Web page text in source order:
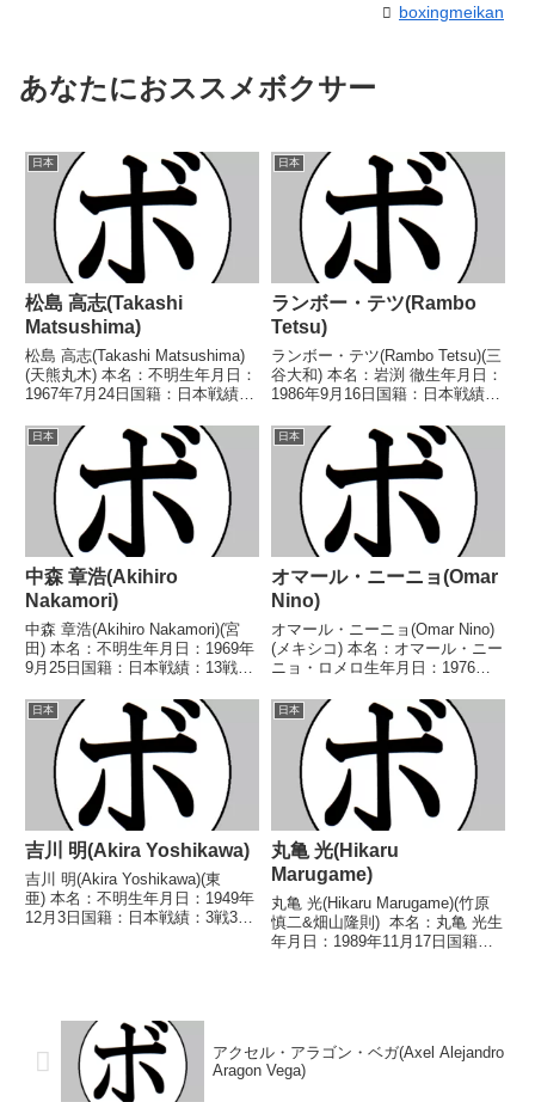
boxingmeikan
あなたにおススメボクサー
日本
松島 高志(Takashi
Matsushima)
松島 高志(Takashi Matsushima)
(天熊丸木) 本名：不明生年月日：
1967年7月24日国籍：日本戦績：
トル】なし 【戦歴】■1992年度
中日本スーパーフライ級新人王予
選1992/06/...
日本
ランボー・テツ(Rambo
Tetsu)
ランボー・テツ(Rambo Tetsu)(三
谷大和) 本名：岩渕 徹生年月日：
1986年9月16日国籍：日本戦績：
トル】なし 【戦歴】
2018/09/16 ○4R判定 3-0(40-
36、40-36、4...
日本
中森 章浩(Akihiro
Nakamori)
中森 章浩(Akihiro Nakamori)(宮
田) 本名：不明生年月日：1969年
9月25日国籍：日本戦績：13戦8
なし 【戦歴】1992/04/17
○1RKO 小堀 英次郎(セ
キ)1992/07...
日本
オマール・ニーニョ(Omar
Nino)
オマール・ニーニョ(Omar Nino)
(メキシコ) 本名：オマール・ニー
ニョ・ロメロ生年月日：1976年5
戦32勝(13KO)6敗2分 【獲得タイ
トル】WBAカリブ海ライトフラ
イ級王座第25代WBC世界ライ...
日本
吉川 明(Akira Yoshikawa)
吉川 明(Akira Yoshikawa)(東
亜) 本名：不明生年月日：1949年
12月3日国籍：日本戦績：3戦3
日本
丸亀 光(Hikaru
Marugame)
丸亀 光(Hikaru Marugame)(竹原
慎二&畑山隆則) 本名：丸亀 光生
年月日：1989年11月17日国籍：
アクセル・アラゴン・ベガ(Axel Alejandro
Aragon Vega)